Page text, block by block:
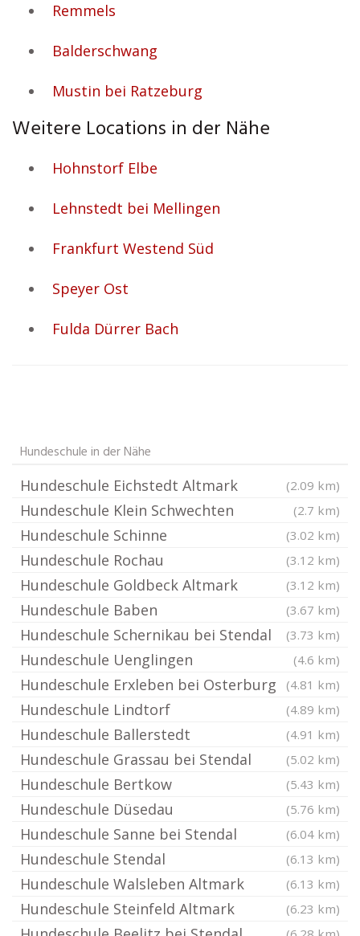
Remmels
Balderschwang
Mustin bei Ratzeburg
Weitere Locations in der Nähe
Hohnstorf Elbe
Lehnstedt bei Mellingen
Frankfurt Westend Süd
Speyer Ost
Fulda Dürrer Bach
Hundeschule in der Nähe
Hundeschule Eichstedt Altmark (2.09 km)
Hundeschule Klein Schwechten (2.7 km)
Hundeschule Schinne (3.02 km)
Hundeschule Rochau (3.12 km)
Hundeschule Goldbeck Altmark (3.12 km)
Hundeschule Baben (3.67 km)
Hundeschule Schernikau bei Stendal (3.73 km)
Hundeschule Uenglingen (4.6 km)
Hundeschule Erxleben bei Osterburg (4.81 km)
Hundeschule Lindtorf (4.89 km)
Hundeschule Ballerstedt (4.91 km)
Hundeschule Grassau bei Stendal (5.02 km)
Hundeschule Bertkow (5.43 km)
Hundeschule Düsedau (5.76 km)
Hundeschule Sanne bei Stendal (6.04 km)
Hundeschule Stendal (6.13 km)
Hundeschule Walsleben Altmark (6.13 km)
Hundeschule Steinfeld Altmark (6.23 km)